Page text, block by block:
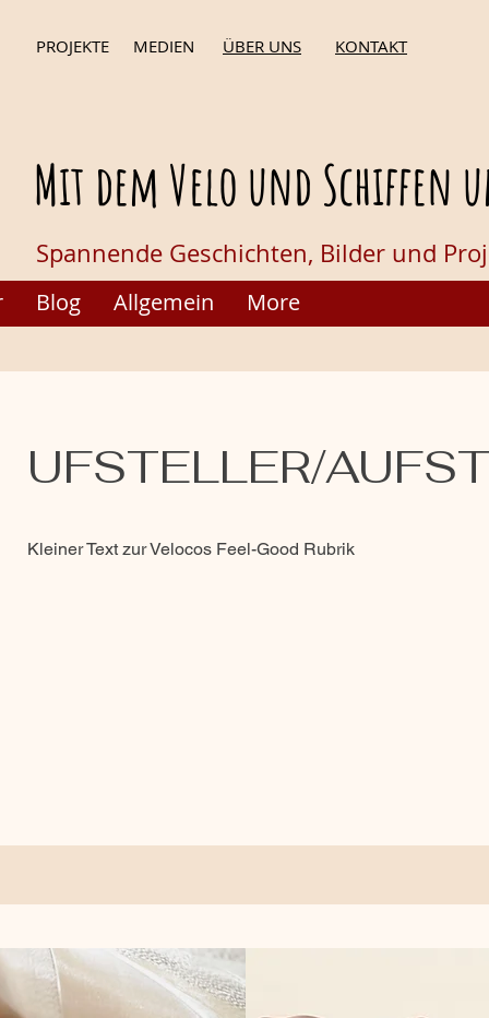
PROJEKTE MEDIEN ÜBER UNS KONTAKT
Mit dem Velo und Schiffen
Spannende Geschichten, Bilder und
Blog Allgemein More
UFSTELLER/
Kleiner Text zur Velocos Feel-Good Rubrik